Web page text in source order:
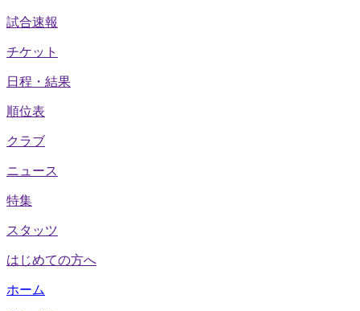
試合速報
チケット
日程・結果
順位表
クラブ
ニュース
特集
スタッツ
はじめての方へ
ホーム